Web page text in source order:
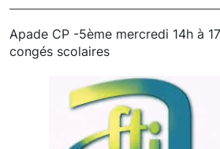
Apade CP -5ème mercredi 14h à
congés scolaires